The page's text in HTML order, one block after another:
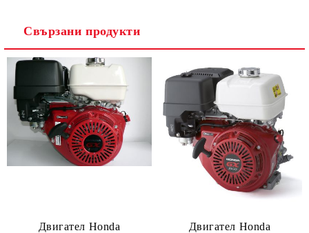
Свързани продукти
Двигател Honda
Двигател Honda